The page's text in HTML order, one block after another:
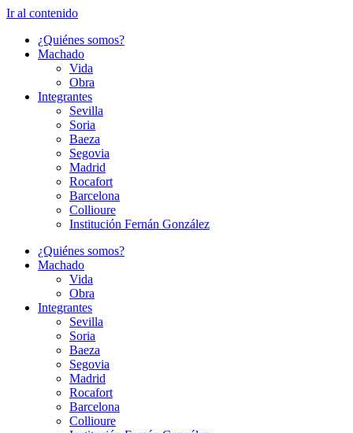
Ir al contenido
¿Quiénes somos?
Machado
Vida
Obra
Integrantes
Sevilla
Soria
Baeza
Segovia
Madrid
Rocafort
Barcelona
Collioure
Institución Fernán González
¿Quiénes somos?
Machado
Vida
Obra
Integrantes
Sevilla
Soria
Baeza
Segovia
Madrid
Rocafort
Barcelona
Collioure